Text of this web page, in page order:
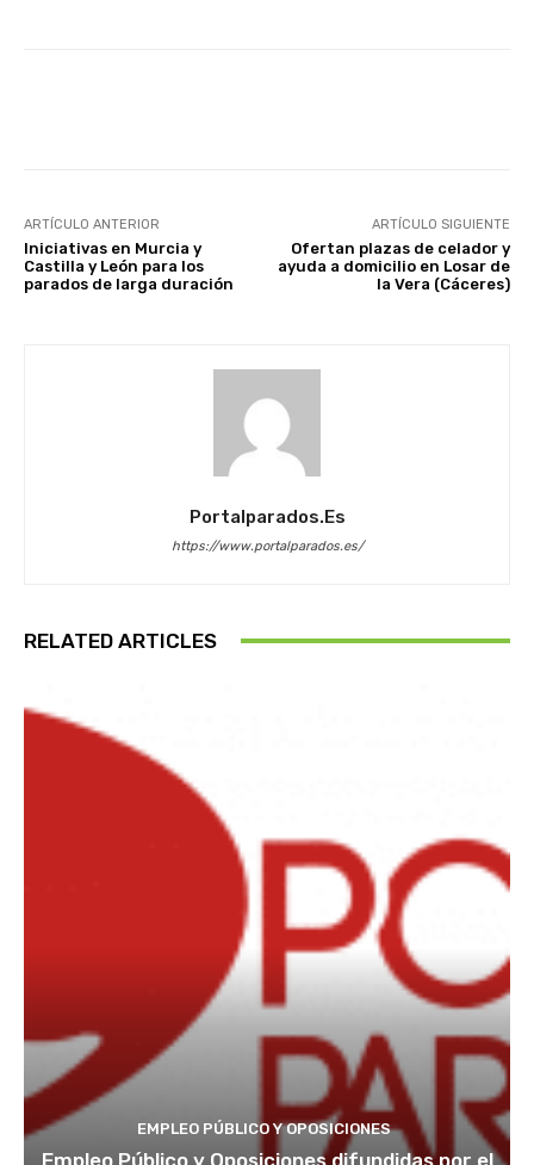
ARTÍCULO ANTERIOR
Iniciativas en Murcia y
Castilla y León para los
parados de larga duración
ARTÍCULO SIGUIENTE
Ofertan plazas de celador y
ayuda a domicilio en Losar de
la Vera (Cáceres)
Portalparados.es
https://www.portalparados.es/
RELATED ARTICLES
EMPLEO PÚBLICO Y OPOSICIONES